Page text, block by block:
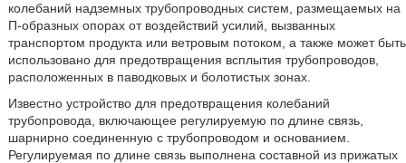
колебаний надземных трубопроводных систем, размещаемых на
П-образных опорах от воздействий усилий, вызванных
транспортом продукта или ветровым потоком, а также может быть
использовано для предотвращения всплытия трубопроводов,
расположенных в паводковых и болотистых зонах.
Известно устройство для предотвращения колебаний
трубопровода, включающее регулируемую по длине связь,
шарнирно соединенную с трубопроводом и основанием.
Регулируемая по длине связь выполнена составной из прижатых